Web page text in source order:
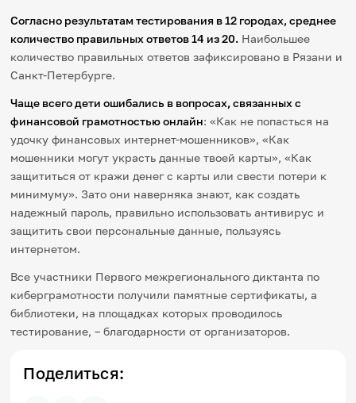
Согласно результатам тестирования в 12 городах, среднее
количество правильных ответов 14 из 20. Наибольшее
количество правильных ответов зафиксировано в Рязани и
Санкт-Петербурге.
Чаще всего дети ошибались в вопросах, связанных с
финансовой грамотностью онлайн: «Как не попасться на
удочку финансовых интернет-мошенников», «Как
мошенники могут украсть данные твоей карты», «Как
защититься от кражи денег с карты или свести потери к
минимуму». Зато они наверняка знают, как создать
надежный пароль, правильно использовать антивирус и
защитить свои персональные данные, пользуясь
интернетом.
Все участники Первого межрегионального диктанта по
киберграмотности получили памятные сертификаты, а
библиотеки, на площадках которых проводилось
тестирование, – благодарности от организаторов.
Поделиться: